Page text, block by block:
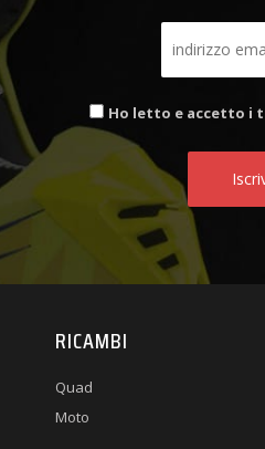
Ho letto e accetto i
RICAMBI
Quad
Moto